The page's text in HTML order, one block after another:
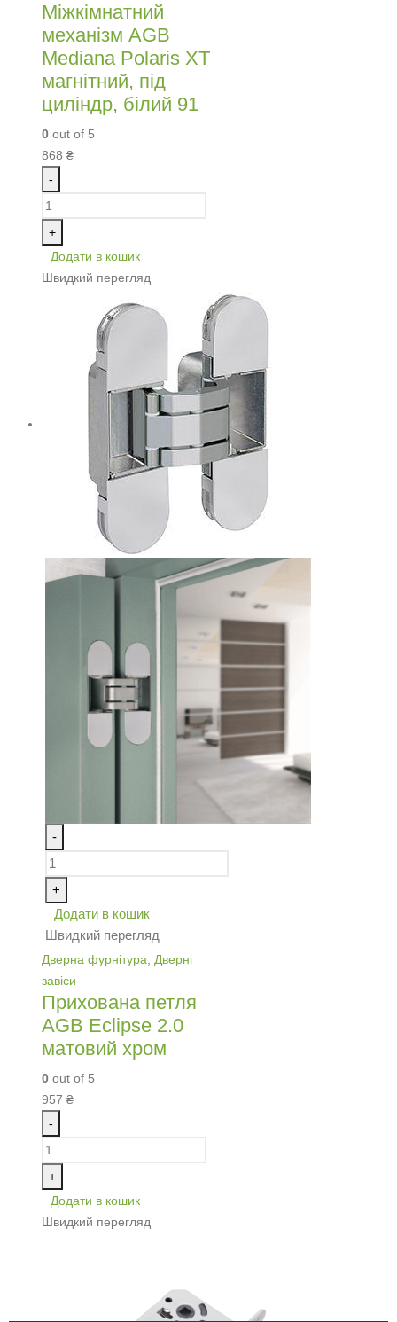
Міжкімнатний
механізм AGB
Mediana Polaris XT
магнітний, під
циліндр, білий 91
0 out of 5
868 ₴
-
+
Додати в кошик
Швидкий перегляд
-
+
Додати в кошик
Швидкий перегляд
Дверна фурнітура, Дверні
завіси
Прихована петля
AGB Eclipse 2.0
матовий хром
0 out of 5
957 ₴
-
+
Додати в кошик
Швидкий перегляд